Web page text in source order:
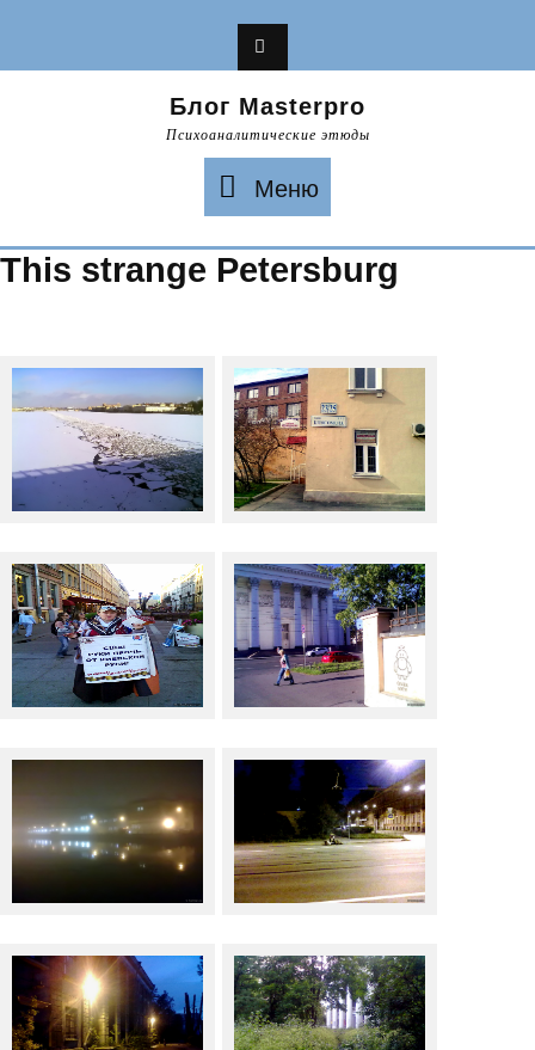
Блог Masterpro
Психоаналитические этюды
Меню
This strange Petersburg